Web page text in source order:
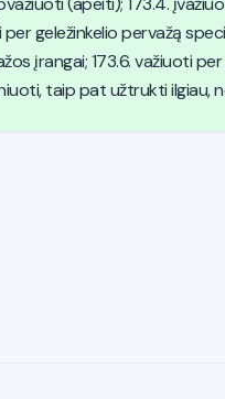
per geležinkelio pervažą
įrangai; 173.6. važiuoti
taip pat užtrukti ilgiau,